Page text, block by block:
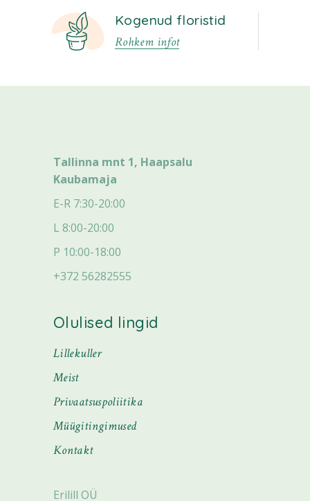
Kogenud floristid
Rohkem infot
Tallinna mnt 1, Haapsalu
Kaubamaja
E-R 7:30-20:00
L 8:00-20:00
P 10:00-18:00
+372 56282555
Olulised lingid
Lillekuller
Meist
Privaatsuspoliitika
Müügitingimused
Kontakt
Erilill OÜ